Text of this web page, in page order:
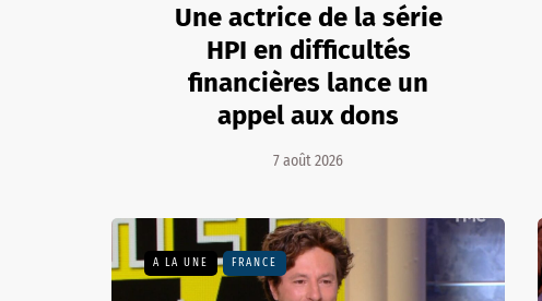
Une actrice de la série
HPI en difficultés
financières lance un
appel aux dons
7 août 2026
A LA UNE FRANCE